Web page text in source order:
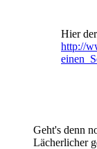
Hier
http://
Geht's denn
Lächerlicher